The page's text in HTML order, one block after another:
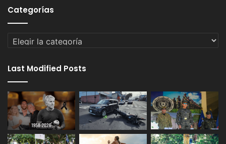
Categorías
Categorías
Last Modified Posts